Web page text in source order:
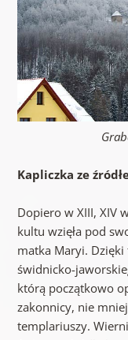
Kapliczka ze
Dopiero w XIII, XIV
kultu wzięła pod
matka Maryi.
świdnicko-
którą początkowo
zakonnicy, nie
templariuszy.